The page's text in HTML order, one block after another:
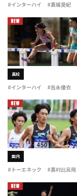
#インターハイ #髙城昊紀
高校
#インターハイ #吉永優衣
国内
#トーエネック #髙村比呂飛